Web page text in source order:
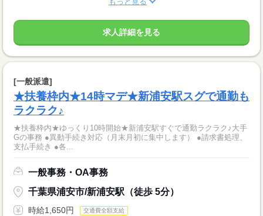
求人詳細を見る
[一般派遣]
★扶養枠内★14時マデ★新浦安駅スグで通勤も
ラクラク♪
★扶養枠内★ゆっくり10時開始★新浦安駅すぐで通勤ラクラク♪大手
Gの事務 ●異動手続き対応（月末月初に集中します） ●請求書処理、
支払手続き ●各...
一般事務・OA事務
千葉県浦安市/新浦安駅（徒歩 5分）
時給1,650円 交通費全額支給